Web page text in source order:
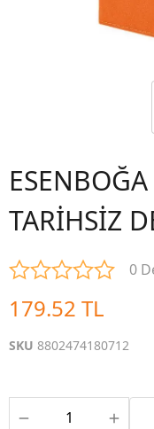
TARİHSİZ
0
179.52 TL
SKU 8802474180712